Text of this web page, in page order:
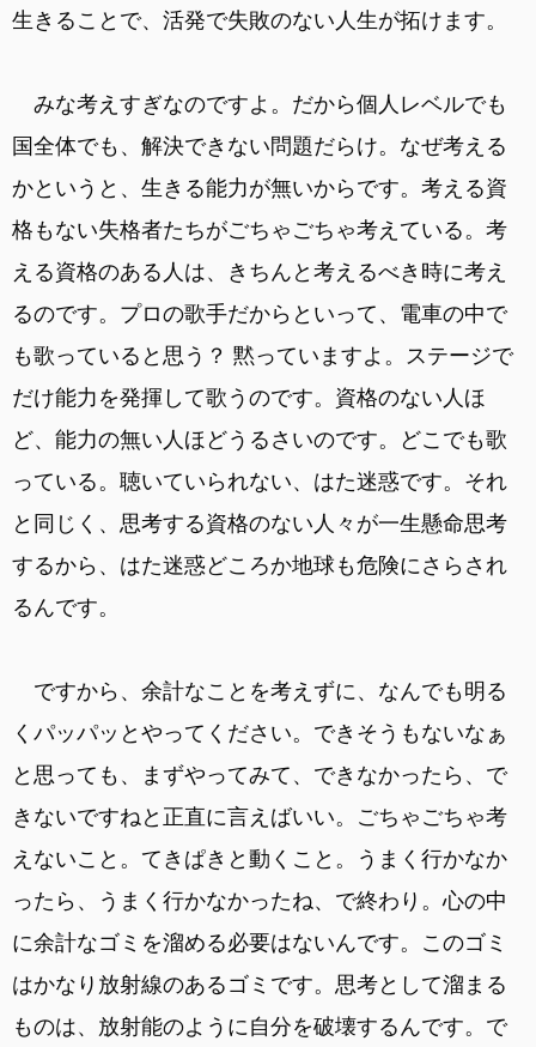
生きることで、活発で失敗のない人生が拓けます。
みな考えすぎなのですよ。だから個人レベルでも
国全体でも、解決できない問題だらけ。なぜ考える
かというと、生きる能力が無いからです。考える資
格もない失格者たちがごちゃごちゃ考えている。考
える資格のある人は、きちんと考えるべき時に考え
るのです。プロの歌手だからといって、電車の中で
も歌っていると思う？ 黙っていますよ。ステージで
だけ能力を発揮して歌うのです。資格のない人ほ
ど、能力の無い人ほどうるさいのです。どこでも歌
っている。聴いていられない、はた迷惑です。それ
と同じく、思考する資格のない人々が一生懸命思考
するから、はた迷惑どころか地球も危険にさらされ
るんです。
ですから、余計なことを考えずに、なんでも明る
くパッパッとやってください。できそうもないなぁ
と思っても、まずやってみて、できなかったら、で
きないですねと正直に言えばいい。ごちゃごちゃ考
えないこと。てきぱきと動くこと。うまく行かなか
ったら、うまく行かなかったね、で終わり。心の中
に余計なゴミを溜める必要はないんです。このゴミ
はかなり放射線のあるゴミです。思考として溜まる
ものは、放射能のように自分を破壊するんです。で